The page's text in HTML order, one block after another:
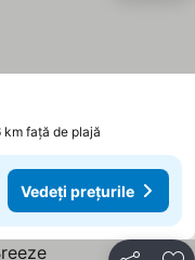
km față de plajă
Vedeți prețurile